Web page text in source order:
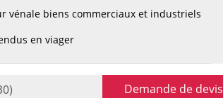
vénale biens commerciaux et industriels
en viager
Demande de devis